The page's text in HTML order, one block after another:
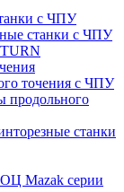
с ЧПУ
станки с ЧПУ
точения с ЧПУ
продольного
станки
Mazak серии